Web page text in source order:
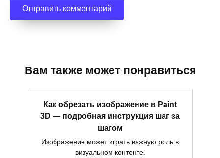
Вам также может понравиться
Как обрезать изображение в Paint
3D — подробная инструкция шаг за
шагом
Изображение может играть важную роль в
визуальном контенте.